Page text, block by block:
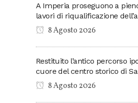
A Imperia proseguono a
lavori di riqualificazione
8 Agosto 2026
Restituito l’antico percorso
cuore del centro storico di
8 Agosto 2026